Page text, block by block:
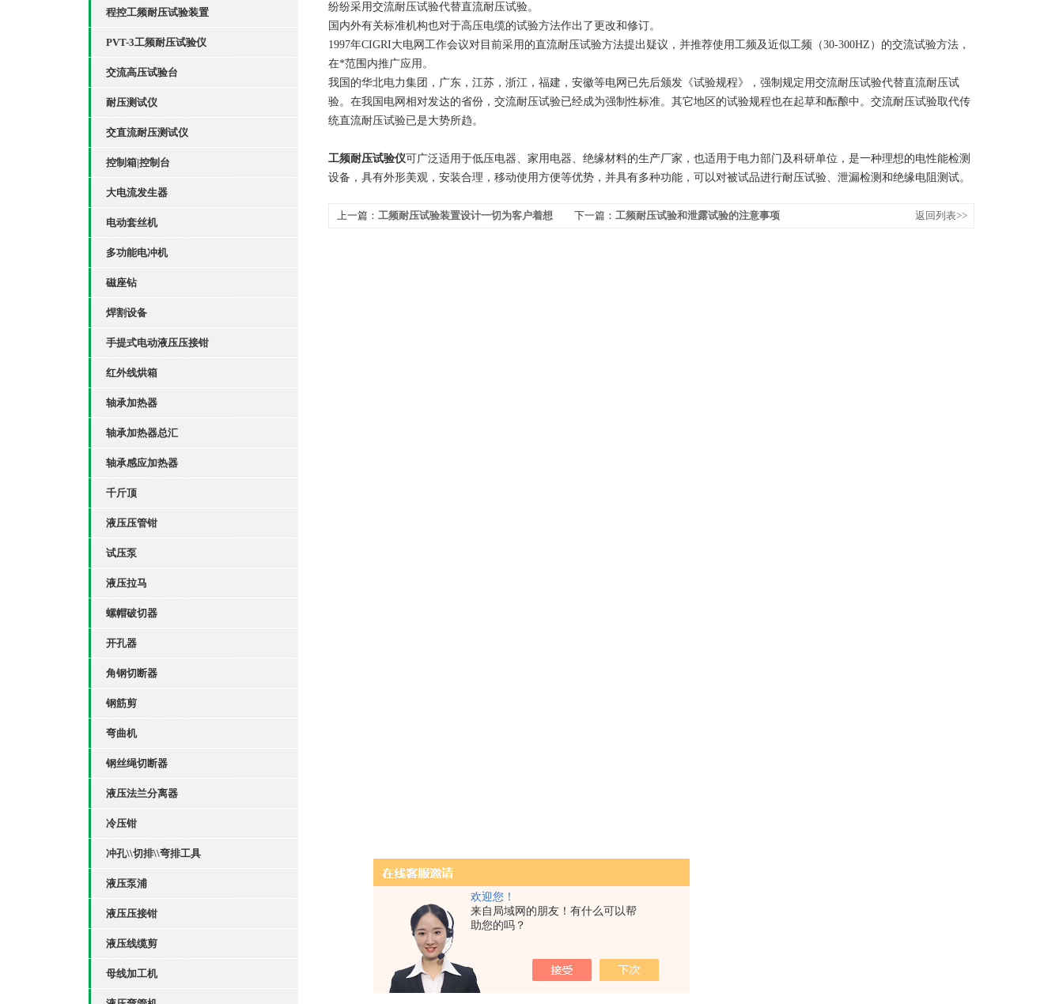
欢迎您！
来自局域网的朋友！有什么可以帮
助您的吗？
程控工频耐压试验装置
PVT-3工频耐压试验仪
交流高压试验台
耐压测试仪
交直流耐压测试仪
控制箱|控制台
大电流发生器
电动套丝机
多功能电冲机
磁座钻
焊割设备
手提式电动液压压接钳
红外线烘箱
轴承加热器
轴承加热器总汇
轴承感应加热器
千斤顶
液压压管钳
试压泵
液压拉马
螺帽破切器
开孔器
角钢切断器
钢筋剪
弯曲机
钢丝绳切断器
液压法兰分离器
冷压钳
冲孔\\切排\\弯排工具
液压泵浦
液压压接钳
液压线缆剪
母线加工机
纷纷采用交流耐压试验代替直流耐压试验。
国内外有关标准机构也对于高压电缆的试验方法作出了更改和修订。
1997年CIGRI大电网工作会议对目前采用的直流耐压试验方法提出疑议，并推荐使用工频及近似工频（30-300HZ）的交流试验方法，
在*范围内推广应用。
我国的华北电力集团，广东，江苏，浙江，福建，安徽等电网已先后颁发《试验规程》，强制规定用交流耐压试验代替直流耐压试
验。在我国电网相对发达的省份，交流耐压试验已经成为强制性标准。其它地区的试验规程也在起草和酝酿中。交流耐压试验取代传
统直流耐压试验已是大势所趋。
工频耐压试验仪可广泛适用于低压电器、家用电器、绝缘材料的生产厂家，也适用于电力部门及科研单位，是一种理想的电性能检测
设备，具有外形美观，安装合理，移动使用方便等优势，并具有多种功能，可以对被试品进行耐压试验、泄漏检测和绝缘电阻测试。
上一篇： 工频耐压试验装置设计一切为客户着想 下一篇： 工频耐压试验和泄露试验的注意事项 返回列表>>